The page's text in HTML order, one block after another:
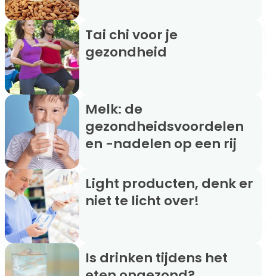
Tai chi voor je
gezondheid
Melk: de
gezondheidsvoordelen
en -nadelen op een rij
Light producten, denk er
niet te licht over!
Is drinken tijdens het